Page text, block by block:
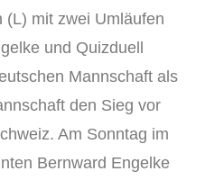
(L) mit zwei Umläufen
und Quizduell
Mannschaft als
den Sieg vor
Am Sonntag im
Bernward Engelke